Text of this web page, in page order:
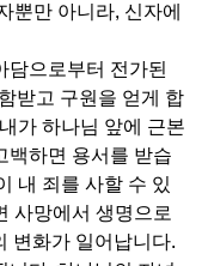
뿐만 아니라, 신자에
담으로부터 전가된
받고 구원을 얻게 합
가 하나님 앞에 근본
백하면 용서를 받습
내 죄를 사할 수 있
사망에서 생명으로
변화가 일어납니다.